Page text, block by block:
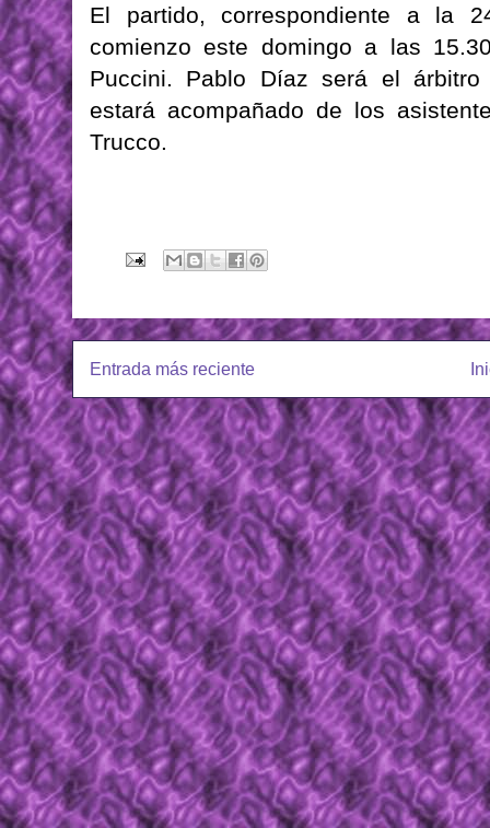
El partido, correspondiente a la
comienzo este domingo a las
Puccini. Pablo Díaz será el
estará acompañado de los
Trucco.
Entrada más reciente